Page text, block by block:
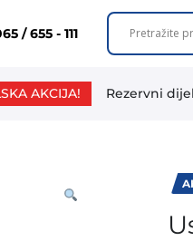
/ 655 - 111
AKCIJA! Rezervni